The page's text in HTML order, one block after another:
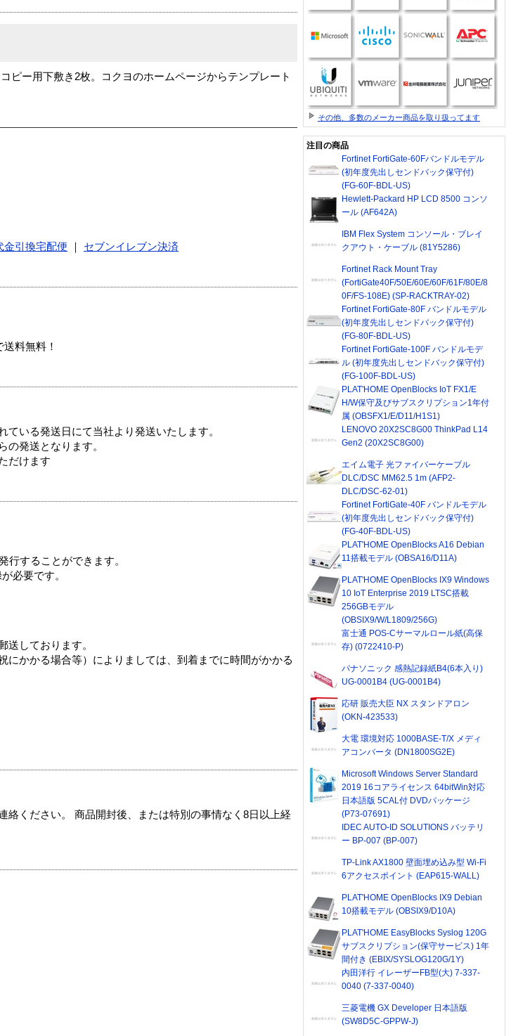
ピー用下敷き2枚。コクヨのホームページからテンプレート
金引換宅配便
セブンイレブン決済
料無料！
いる発送日にて当社より発送いたします。
の発送となります。
だけます
行することができます。
必要です。
送しております。
かかる場合等）によりましては、到着までに時間がかかる
ください。 商品開封後、または特別の事情なく8日以上経
その他、多数のメーカー商品を取り扱ってます
注目の商品
Fortinet FortiGate-60Fバンドルモデル
(初年度先出しセンドバック保守付)
(FG-60F-BDL-US)
Hewlett-Packard HP LCD 8500 コンソ
ール (AF642A)
IBM Flex System コンソール・ブレイ
クアウト・ケーブル (81Y5286)
Fortinet Rack Mount Tray
(FortiGate40F/50E/60E/60F/61F/80E/8
0F/FS-108E) (SP-RACKTRAY-02)
Fortinet FortiGate-80F バンドルモデル
(初年度先出しセンドバック保守付)
(FG-80F-BDL-US)
Fortinet FortiGate-100F バンドルモデ
ル (初年度先出しセンドバック保守付)
(FG-100F-BDL-US)
PLAT'HOME OpenBlocks IoT FX1/E
H/W保守及びサブスクリプション1年付
属 (OBSFX1/E/D11/H1S1)
LENOVO 20X2SC8G00 ThinkPad L14
Gen2 (20X2SC8G00)
エイム電子 光ファイバーケーブル
DLC/DSC MM62.5 1m (AFP2-
DLC/DSC-62-01)
Fortinet FortiGate-40F バンドルモデル
(初年度先出しセンドバック保守付)
(FG-40F-BDL-US)
PLAT'HOME OpenBlocks A16 Debian
11搭載モデル (OBSA16/D11A)
PLAT'HOME OpenBlocks IX9 Windows
10 IoT Enterprise 2019 LTSC搭載
256GBモデル
(OBSIX9/W/L1809/256G)
富士通 POS-Cサーマルロール紙(高保
存) (0722410-P)
パナソニック 感熱記録紙B4(6本入り)
UG-0001B4 (UG-0001B4)
応研 販売大臣 NX スタンドアロン
(OKN-423533)
大電 環境対応 1000BASE-T/X メディ
アコンバータ (DN1800SG2E)
Microsoft Windows Server Standard
2019 16コアライセンス 64bitWin対応
日本語版 5CAL付 DVDパッケージ
(P73-07691)
IDEC AUTO-ID SOLUTIONS バッテリ
ー BP-007 (BP-007)
TP-Link AX1800 壁面埋め込み型 Wi-Fi
6アクセスポイント (EAP615-WALL)
PLAT'HOME OpenBlocks IX9 Debian
10搭載モデル (OBSIX9/D10A)
PLAT'HOME EasyBlocks Syslog 120G
サブスクリプション(保守サービス) 1年
間付き (EBIX/SYSLOG120G/1Y)
内田洋行 イレーザーFB型(大) 7-337-
0040 (7-337-0040)
三菱電機 GX Developer 日本語版
(SW8D5C-GPPW-J)